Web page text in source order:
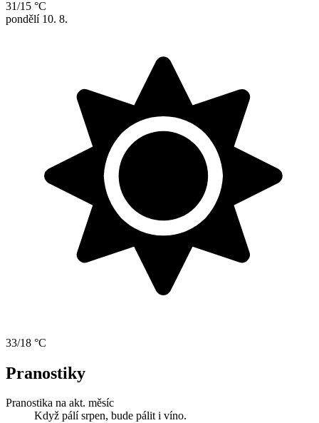
31/15 °C
pondělí 10. 8.
33/18 °C
Pranostiky
Pranostika na akt. měsíc
Když pálí srpen, bude pálit i víno.